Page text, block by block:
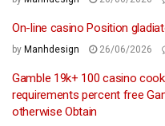
On-line casino Position
by Manhdesign 26/06/2026
Gamble 19k+ 100 casino
requirements percent free
otherwise Obtain